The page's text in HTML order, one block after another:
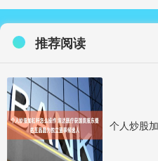
推荐阅读